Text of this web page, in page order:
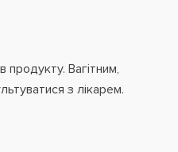
продукту. Вагітним,
з лікарем.